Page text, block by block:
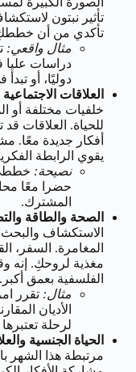
تأثير نبتون
تأكدي من أن خططكِ
مثال واقعي:
دراسات عليا
دوليًا، أو
العلاقات
خلفيات مختلفة أو
للحياة. العلاقات
أفكار جديدة معًا.
يقوي الرابطة
نصيحة:
حضرا معًا
المشترك.
الصحة والطاقة
الاستكشاف
المغامرة. السفر،
مغذية لروحكِ. إنه
الفلسفية بعمق أكبر.
مثال: تقرر
الأديان
لرحلة
الحياة الجنسية
مرتبطة هذا الشهر